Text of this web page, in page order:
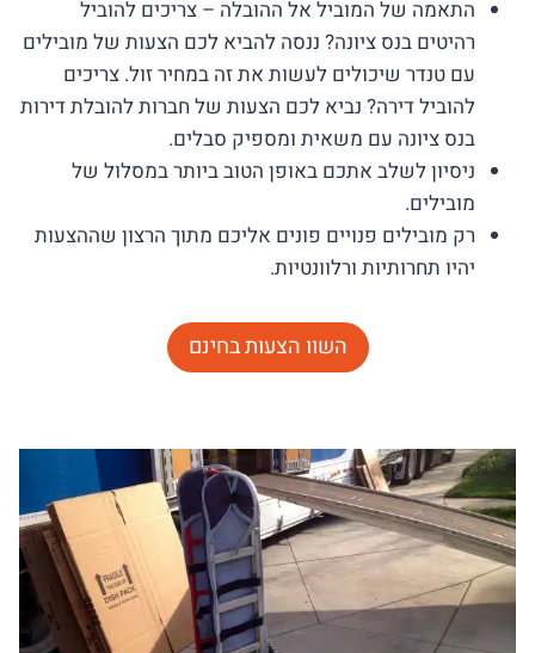
התאמה של המוביל אל ההובלה – צריכים להוביל
רהיטים בנס ציונה? ננסה להביא לכם הצעות של מובילים
עם טנדר שיכולים לעשות את זה במחיר זול. צריכים
להוביל דירה? נביא לכם הצעות של חברות להובלת דירות
בנס ציונה עם משאית ומספיק סבלים.
ניסיון לשלב אתכם באופן הטוב ביותר במסלול של
מובילים.
רק מובילים פנויים פונים אליכם מתוך הרצון שההצעות
יהיו תחרותיות ורלוונטיות.
השוו הצעות בחינם